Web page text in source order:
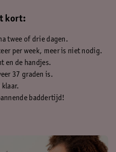
kort:
twee of drie dagen.
per week, meer is niet nodig.
en de handjes.
37 graden is.
klaar.
baddertijd!